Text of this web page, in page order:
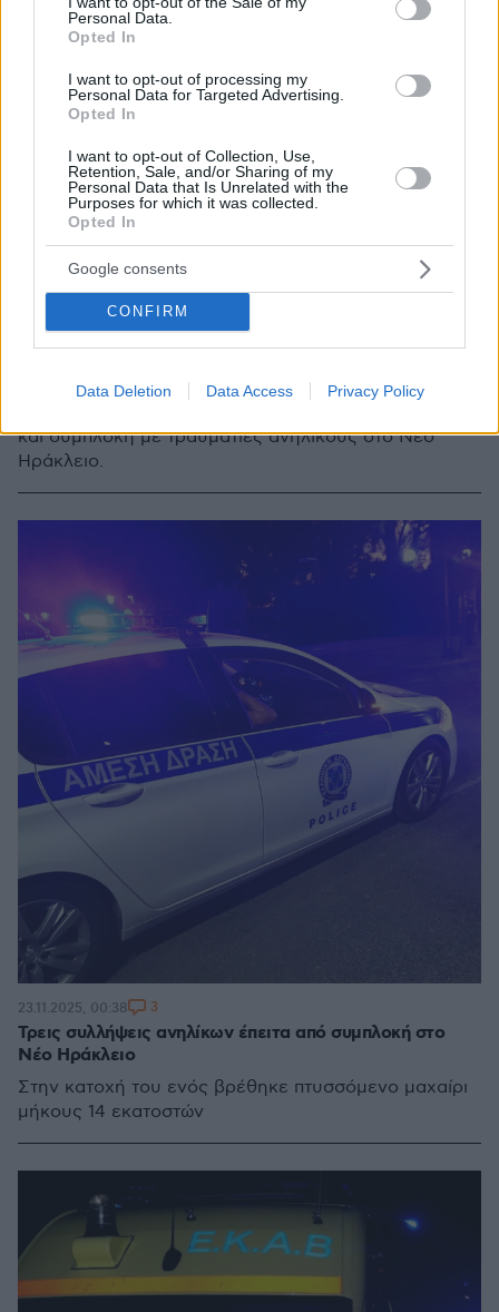
Personal Data.
Opted In
I want to opt-out of processing my
Personal Data for Targeted Advertising.
Opted In
I want to opt-out of Collection, Use,
Retention, Sale, and/or Sharing of my
Personal Data that Is Unrelated with the
Purposes for which it was collected.
Opted In
Google consents
CONFIRM
Data Deletion Data Access Privacy Policy
στο Νέο Ηράκλειο
και συμπλοκή με τραυματίες ανήλικους στο Νέο
Ηράκλειο.
07.12.2025, 14:50 7
Τρεις συλλήψεις ανηλίκων έπειτα από συμπλοκή στο
Νέο Ηράκλειο
Στην κατοχή του ενός βρέθηκε πτυσσόμενο μαχαίρι
μήκους 14 εκατοστών
23.11.2025, 00:38 3